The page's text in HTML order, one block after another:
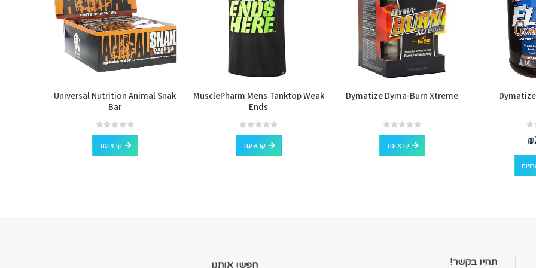
₪
למוצר זה יש מספר סוגים. ניתן לבחור את האפשרויות בעמוד המוצר
Dymatize Dyma-Burn Xtreme
0
out of 5
קרא עוד
MusclePharm Mens Tanktop Weak
Ends
0
out of 5
קרא עוד
Universal Nutrition Animal Snak
Bar
0
out of 5
קרא עוד
תהיו בקשר! חפשו אותנו